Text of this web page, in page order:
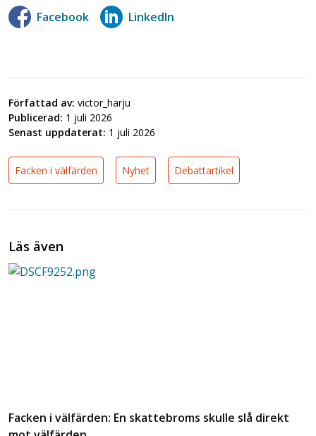
Facebook LinkedIn
Författad av: victor_harju
Publicerad: 1 juli 2026
Senast uppdaterat: 1 juli 2026
Facken i välfärden Nyhet Debattartikel
Läs även
Facken i välfärden: En skattebroms skulle slå direkt